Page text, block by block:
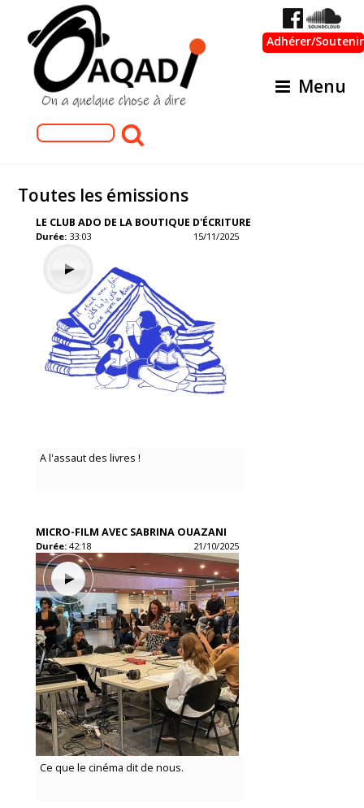
Menu
Adhérer/Soutenir
Formulaire de recherche
Rechercher
Toutes les émissions
LE CLUB ADO DE LA BOUTIQUE D'ÉCRITURE
Durée: 33:03 15/11/2025
A l'assaut des livres !
MICRO-FILM AVEC SABRINA OUAZANI
Durée: 42:18 21/10/2025
Ce que le cinéma dit de nous.